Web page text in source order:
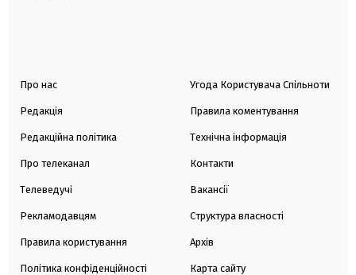
Про нас
Редакція
Редакційна політика
Про телеканал
Телеведучі
Рекламодавцям
Правила користування
Політика конфіденційності
Угода Користувача Спільноти
Правила коментування
Технічна інформація
Контакти
Вакансії
Структура власності
Архів
Карта сайту